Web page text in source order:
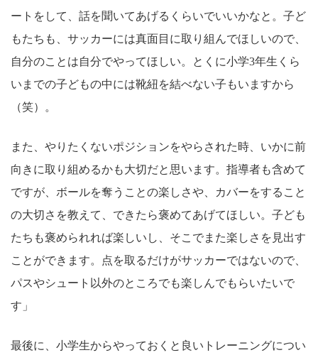
ートをして、話を聞いてあげるくらいでいいかなと。子ど
もたちも、サッカーには真面目に取り組んでほしいので、
自分のことは自分でやってほしい。とくに小学3年生くら
いまでの子どもの中には靴紐を結べない子もいますから
（笑）。
また、やりたくないポジションをやらされた時、いかに前
向きに取り組めるかも大切だと思います。指導者も含めて
ですが、ボールを奪うことの楽しさや、カバーをすること
の大切さを教えて、できたら褒めてあげてほしい。子ども
たちも褒められれば楽しいし、そこでまた楽しさを見出す
ことができます。点を取るだけがサッカーではないので、
パスやシュート以外のところでも楽しんでもらいたいで
す」
最後に、小学生からやっておくと良いトレーニングについ